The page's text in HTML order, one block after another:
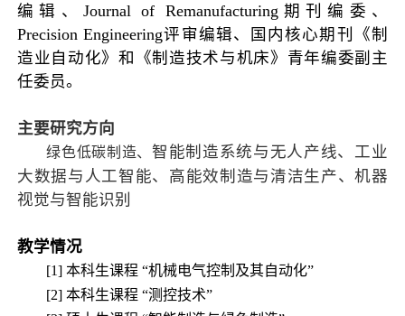
编辑、Journal of Remanufacturing期刊编委、
Precision Engineering评审编辑、国内核心期刊《制
造业自动化》和《制造技术与机床》青年编委副主
任委员。
主要研究方向
绿色低碳制造、 智能制造系统与无人产线、工业
大数据与人工智能、高能效制造与清洁生产、机器
视觉与智能识别
教学情况
[1] 本科生课程 “机械电气控制及其自动化”
[2]本科生课程 “测控技术”